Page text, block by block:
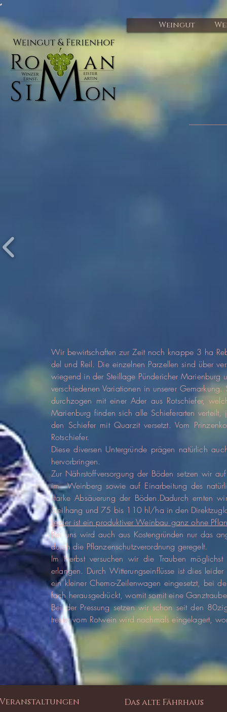
Weingut
Wir bewirtschaften zur Zeit noch knappe 3 ha
del und Reil. Die einzelnen Parzellen sind über
wiegend in der Steillage Pündericher Marienburg
verschiedenen Variationen in unserer
durchzogen mit einer Ader aus Rotschiefer,
Marienburg finden sich alle Schieferarten
den Schiefer mit Quarzit versetzt. Vom
Rotschiefer.
Diese diversen Untergründe prägen natürlich
hervorbringen.
Zur Nährstoffversorgung der Böden setzen wir
im Weinberg sowie auf Einarbeitung des
starke Absäuerung der Böden.Dadurch ernten
Steilhang und 75 bis 110 hl/ha in den
Leider ist ein produktiver Weinbau ganz ohne
Bei uns wird auch aus Kostengründen nur das
durch die Pflanzenschutzverordnung geregelt.
Im Herbst versuchen wir die Trauben
erlangen. Durch Witterungseinflüsse ist dies
ein kleiner Chemo-Zeilenwagen eingesetzt, bei
fach herausgedrückt, womit somit eine
Bei der Pressung setzen wir schon seit den
trester vom Rotwein wird nochmals eingelagert,
Veranstaltungen Das alte Fährhaus